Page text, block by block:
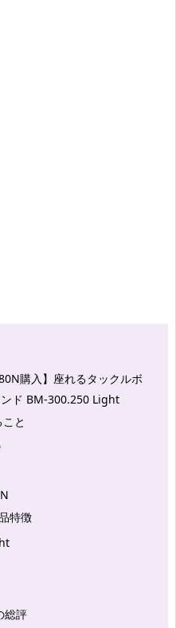
購入】座れるタックルボ
ド BM-300.250 Light
と
特徴
総評